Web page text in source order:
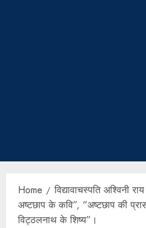
Home विद्यावाचस्पति अश्विनी
अष्टछाप के कवि”, “अष्टछाप की
विट्ठलनाथ के शिष्य”।